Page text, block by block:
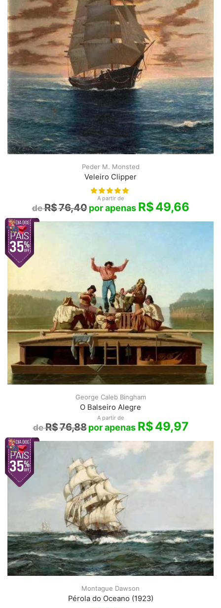
Peder M. Monsted
Veleiro Clipper
A partir de
R$76,40 R$49,66
George Caleb Bingham
O Balseiro Alegre
A partir de
R$76,88 R$49,97
Montague Dawson
Pérola do Oceano (1923)